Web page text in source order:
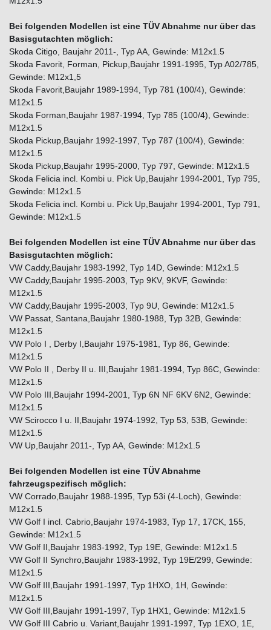
Bei folgenden Modellen ist eine TÜV Abnahme nur über das
Basisgutachten möglich:
Skoda Citigo, Baujahr 2011-, Typ AA, Gewinde: M12x1.5
Skoda Favorit, Forman, Pickup,Baujahr 1991-1995, Typ A02/785,
Gewinde: M12x1,5
Skoda Favorit,Baujahr 1989-1994, Typ 781 (100/4), Gewinde:
M12x1.5
Skoda Forman,Baujahr 1987-1994, Typ 785 (100/4), Gewinde:
M12x1.5
Skoda Pickup,Baujahr 1992-1997, Typ 787 (100/4), Gewinde:
M12x1.5
Skoda Pickup,Baujahr 1995-2000, Typ 797, Gewinde: M12x1.5
Skoda Felicia incl. Kombi u. Pick Up,Baujahr 1994-2001, Typ 795,
Gewinde: M12x1.5
Skoda Felicia incl. Kombi u. Pick Up,Baujahr 1994-2001, Typ 791,
Gewinde: M12x1.5
Bei folgenden Modellen ist eine TÜV Abnahme nur über das
Basisgutachten möglich:
VW Caddy,Baujahr 1983-1992, Typ 14D, Gewinde: M12x1.5
VW Caddy,Baujahr 1995-2003, Typ 9KV, 9KVF, Gewinde:
M12x1.5
VW Caddy,Baujahr 1995-2003, Typ 9U, Gewinde: M12x1.5
VW Passat, Santana,Baujahr 1980-1988, Typ 32B, Gewinde:
M12x1.5
VW Polo I , Derby I,Baujahr 1975-1981, Typ 86, Gewinde:
M12x1.5
VW Polo II , Derby II u. III,Baujahr 1981-1994, Typ 86C, Gewinde:
M12x1.5
VW Polo III,Baujahr 1994-2001, Typ 6N NF 6KV 6N2, Gewinde:
M12x1.5
VW Scirocco I u. II,Baujahr 1974-1992, Typ 53, 53B, Gewinde:
M12x1.5
VW Up,Baujahr 2011-, Typ AA, Gewinde: M12x1.5
Bei folgenden Modellen ist eine TÜV Abnahme
fahrzeugspezifisch möglich:
VW Corrado,Baujahr 1988-1995, Typ 53i (4-Loch), Gewinde:
M12x1.5
VW Golf I incl. Cabrio,Baujahr 1974-1983, Typ 17, 17CK, 155,
Gewinde: M12x1.5
VW Golf II,Baujahr 1983-1992, Typ 19E, Gewinde: M12x1.5
VW Golf II Synchro,Baujahr 1983-1992, Typ 19E/299, Gewinde:
M12x1.5
VW Golf III,Baujahr 1991-1997, Typ 1HXO, 1H, Gewinde:
M12x1.5
VW Golf III,Baujahr 1991-1997, Typ 1HX1, Gewinde: M12x1.5
VW Golf III Cabrio u. Variant,Baujahr 1991-1997, Typ 1EXO, 1E,